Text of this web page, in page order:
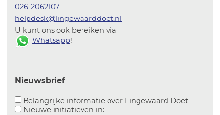
026-2062107
helpdesk@lingewaarddoet.nl
U kunt ons ook bereiken via
Whatsapp!
Nieuwsbrief
Belangrijke informatie over Lingewaard Doet
Nieuwe initiatieven in:Aanvinken om informatie over